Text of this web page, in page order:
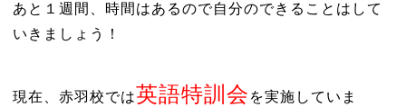
あと１週間、時間はあるので自分のできることはして
いきましょう！
現在、赤羽校では英語特訓会 を実施していま